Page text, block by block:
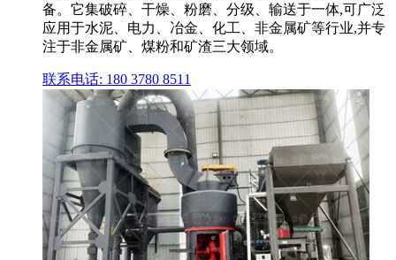
备。它集破碎、干燥、粉磨、分级、输送于一体,可广泛
应用于水泥、电力、冶金、化工、非金属矿等行业,并专
注于非金属矿、煤粉和矿渣三大领域。
联系电话: 180 3780 8511